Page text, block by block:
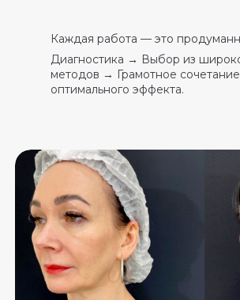
Каждая работа — это
Диагностика → Выбор из
методов → Грамотное
оптимального эффекта.